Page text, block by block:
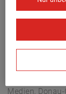
Medien,